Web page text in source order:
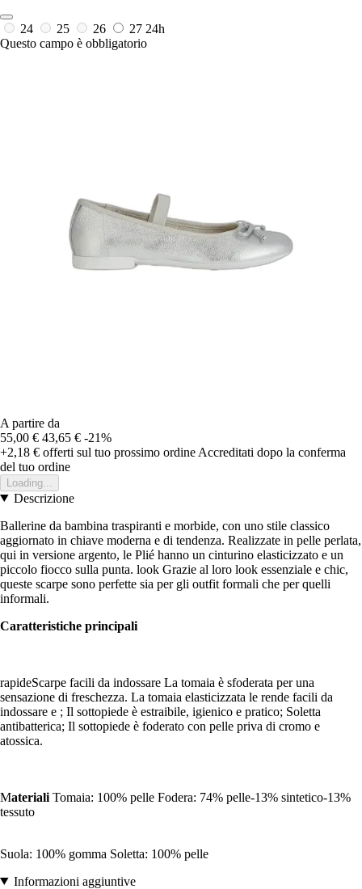
24 25 26 27 24h
Questo campo è obbligatorio
A partire da
55,00 € 43,65 € -21%
+2,18 € offerti sul tuo prossimo ordine Accreditati dopo la conferma
del tuo ordine
Loading...
Descrizione
Ballerine da bambina traspiranti e morbide, con uno stile classico
aggiornato in chiave moderna e di tendenza. Realizzate in pelle perlata,
qui in versione argento, le Plié hanno un cinturino elasticizzato e un
piccolo fiocco sulla punta. look Grazie al loro look essenziale e chic,
queste scarpe sono perfette sia per gli outfit formali che per quelli
informali.
Caratteristiche principali
rapideScarpe facili da indossare La tomaia è sfoderata per una
sensazione di freschezza. La tomaia elasticizzata le rende facili da
indossare e ; Il sottopiede è estraibile, igienico e pratico; Soletta
antibatterica; Il sottopiede è foderato con pelle priva di cromo e
atossica.
Materiali Tomaia: 100% pelle Fodera: 74% pelle-13% sintetico-13%
tessuto
Suola: 100% gomma Soletta: 100% pelle
Informazioni aggiuntive